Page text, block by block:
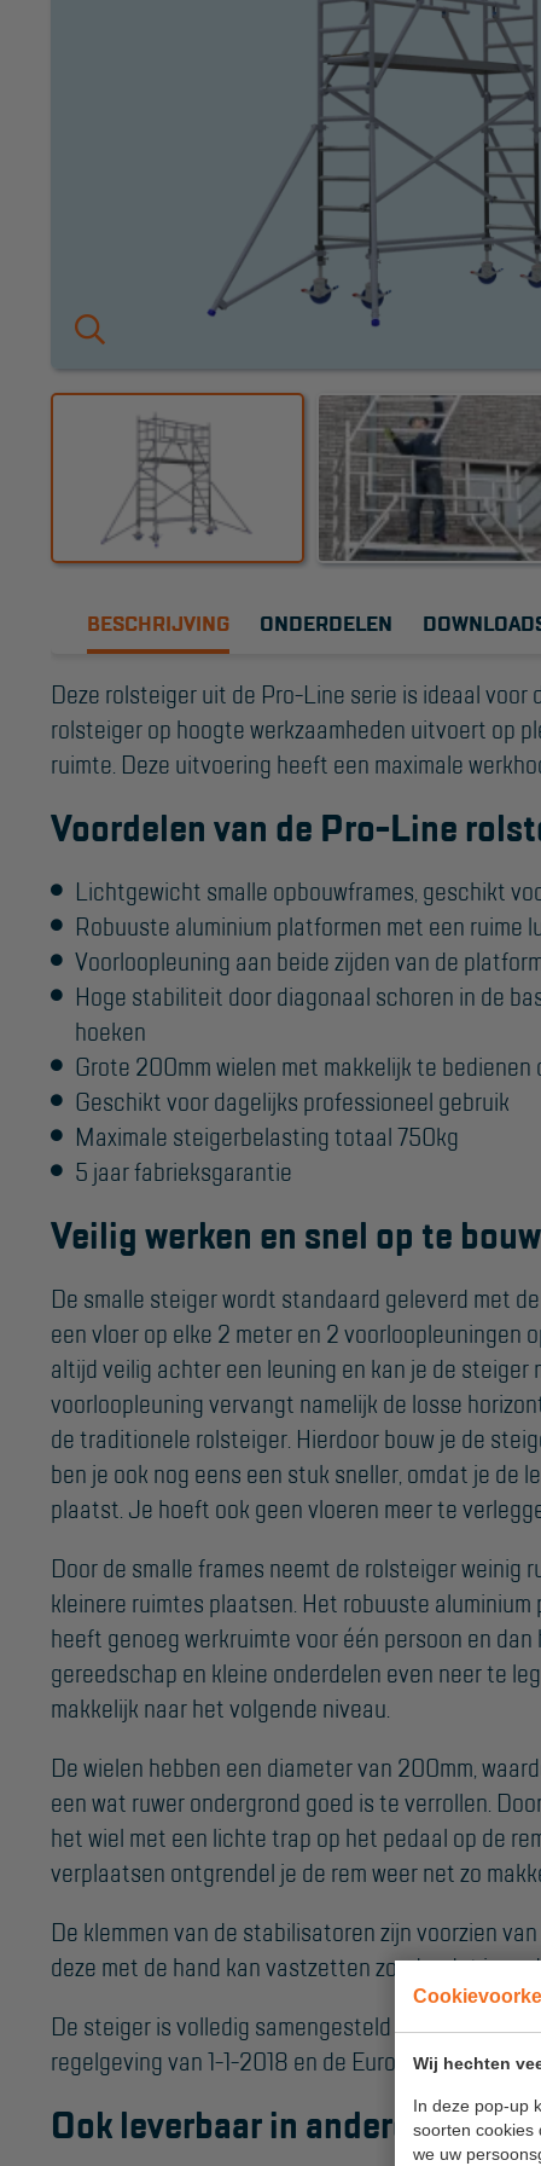
Wij hechten
In deze pop-up
soorten cookies
we uw
Keuring en Inspectie
Ladders en
trappen
Steigers
Valbeveiliging
onderhoud
Aanmelden
Inspectiewekker
OVER ONS
Werken bij ons
Product video's
Blog
BESCHRIJVING ONDERDELEN
Deze rolsteiger uit de Pro-Line serie is ideaal voor
rolsteiger op hoogte werkzaamheden uitvoert op
ruimte. Deze uitvoering heeft een maximale
Voordelen van de Pro-Line
Lichtgewicht smalle opbouwframes, geschikt
Robuuste aluminium platformen met een ruime
Voorloopleuning aan beide zijden van de
Hoge stabiliteit door diagonaal schoren in de
hoeken
Grote 200mm wielen met makkelijk te bedienen
Geschikt voor dagelijks professioneel gebruik
Maximale steigerbelasting totaal 750kg
5 jaar fabrieksgarantie
Veilig werken en snel op te
De smalle steiger wordt standaard geleverd met
een vloer op elke 2 meter en 2 voorloopleuningen
altijd veilig achter een leuning en kan je de steiger
voorloopleuning vervangt namelijk de losse
de traditionele rolsteiger. Hierdoor bouw je de
ben je ook nog eens een stuk sneller, omdat je de
plaatst. Je hoeft ook geen vloeren meer te
Door de smalle frames neemt de rolsteiger weinig
kleinere ruimtes plaatsen. Het robuuste
heeft genoeg werkruimte voor één persoon en dan
gereedschap en kleine onderdelen even neer te
makkelijk naar het volgende niveau.
De wielen hebben een diameter van 200mm,
een wat ruwer ondergrond goed is te verrollen.
het wiel met een lichte trap op het pedaal op de
verplaatsen ontgrendel je de rem weer net zo
De klemmen van de stabilisatoren zijn voorzien
deze met de hand kan vastzetten zonder dat je
De steiger is volledig samengesteld volgens de
regelgeving van 1-1-2018 en de Europese
Ook leverbaar in andere